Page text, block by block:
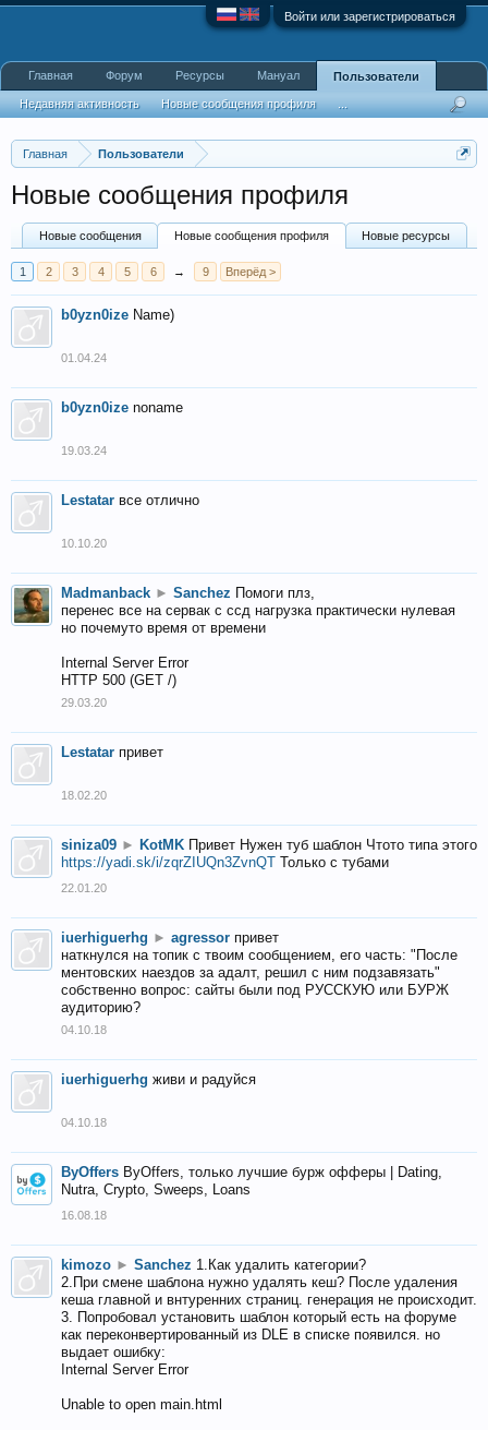
Войти или зарегистрироваться
Главная Пользователи
Новые сообщения профиля
Новые сообщения Новые сообщения профиля Новые ресурсы
1 2 3 4 5 6 → 9 Вперёд >
b0yzn0ize Name)
01.04.24
b0yzn0ize noname
19.03.24
Lestatar все отлично
10.10.20
Madmanback ► Sanchez Помоги плз,
перенес все на сервак с ссд нагрузка практически нулевая
но почемуто время от времени
Internal Server Error
HTTP 500 (GET /)
29.03.20
Lestatar привет
18.02.20
siniza09 ► KotMK Привет Нужен туб шаблон Чтото типа этого
https://yadi.sk/i/zqrZIUQn3ZvnQT Только с тубами
22.01.20
iuerhiguerhg ► agressor привет
наткнулся на топик с твоим сообщением, его часть: "После
ментовских наездов за адалт, решил с ним подзавязать"
собственно вопрос: сайты были под РУССКУЮ или БУРЖ
аудиторию?
04.10.18
iuerhiguerhg живи и радуйся
04.10.18
ByOffers ByOffers, только лучшие бурж офферы | Dating,
Nutra, Crypto, Sweeps, Loans
16.08.18
kimozo ► Sanchez 1.Как удалить категории?
2.При смене шаблона нужно удалять кеш? После удаления
кеша главной и внтуренних страниц. генерация не происходит.
3. Попробовал установить шаблон который есть на форуме
как переконвертированный из DLE в списке появился. но
выдает ошибку:
Internal Server Error
Unable to open main.html
Главная Форум Ресурсы Мануал Пользователи
Недавняя активность Новые сообщения профиля